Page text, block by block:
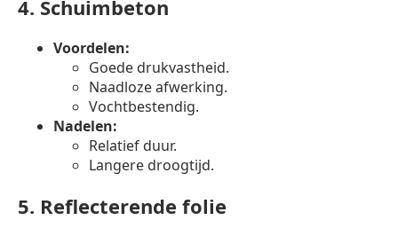
4. Schuimbeton
Voordelen:
Goede drukvastheid.
Naadloze afwerking.
Vochtbestendig.
Nadelen:
Relatief duur.
Langere droogtijd.
5. Reflecterende folie